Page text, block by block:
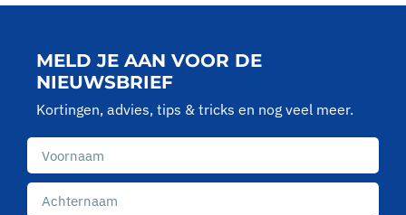
MELD JE AAN VOOR DE
NIEUWSBRIEF
Kortingen, advies, tips & tricks en nog veel meer.